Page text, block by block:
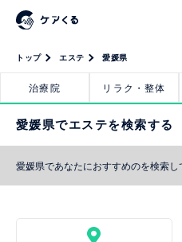
トップ エステ 愛媛県
治療院 リラク・整体
愛媛県でエステを検索する
愛媛県であなたにおすすめのを検索し